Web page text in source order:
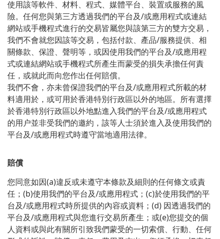
使用該等軟件、材料、程式、媒體平台、裝置或服務的風
險。任何您與第三方透過我們的平台及/或應用程式或連結
網站或手機程式進行的交易皆屬您與該第三方的雙方交易，
我們不會就您因該等交易，包括付款、產品/服務提供、相
關條款、保證、聲明等，或因使用我們的平台及/或應用程
式或連結網站或手機程式所產生而蒙受的損失承擔任何責
任，或就此而向您作出任何賠償。
我們不會，亦未曾保證我們的平台及/或應用程式所載的材
料適用於，或可用於香港特別行政區以外的地區。所有選擇
於香港特別行政區以外地點進入我們的平台及/或應用程式
的用户並非受我們的邀約，該等人士須於進入及使用我們的
平台及/或應用程式時遵守當地適用法律。
賠償
您同意如因(a)違反或未遵守本條款及細則的任何條文或責
任； (b)使用我們的平台及/或應用程式； (c)於使用我們的平
台及/或應用程式時所提供的內容或資料； (d) 因透過我們的
平台及/或應用程式與您進行交易所產生；或(e)您提交的個
人資料或與此有關所引致我們蒙受的一切索償、行動、任何